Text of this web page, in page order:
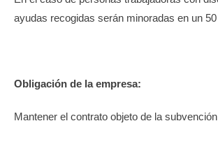
ayudas recogidas serán minoradas en un 50
Obligación de la empresa:
Mantener el contrato objeto de la